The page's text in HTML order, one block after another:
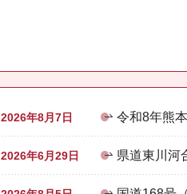
2026年8月7日 令和8年熊
2026年6月29日 県道東川河